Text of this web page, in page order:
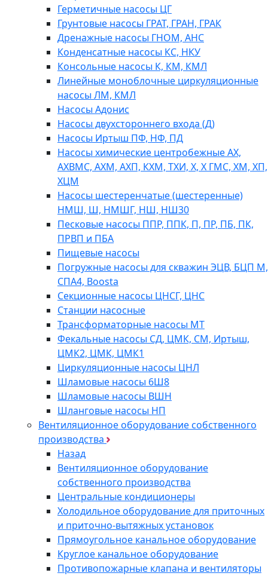
Герметичные насосы ЦГ
Грунтовые насосы ГРАТ, ГРАН, ГРАК
Дренажные насосы ГНОМ, АНС
Конденсатные насосы КС, НКУ
Консольные насосы К, КМ, КМЛ
Линейные моноблочные циркуляционные
насосы ЛМ, КМЛ
Насосы Адонис
Насосы двухстороннего входа (Д)
Насосы Иртыш ПФ, НФ, ПД
Насосы химические центробежные АХ,
АХВМС, АХМ, АХП, КХМ, ТХИ, Х, Х ГМС, ХМ, ХП,
ХЦМ
Насосы шестеренчатые (шестеренные)
НМШ, Ш, НМШГ, НШ, НШ30
Песковые насосы ППР, ППК, П, ПР, ПБ, ПК,
ПРВП и ПБА
Пищевые насосы
Погружные насосы для скважин ЭЦВ, БЦП М,
СПА4, Boosta
Секционные насосы ЦНСГ, ЦНС
Станции насосные
Трансформаторные насосы МТ
Фекальные насосы СД, ЦМК, СМ, Иртыш,
ЦМК2, ЦМК, ЦМК1
Циркуляционные насосы ЦНЛ
Шламовые насосы 6Ш8
Шламовые насосы ВШН
Шланговые насосы НП
Вентиляционное оборудование собственного
производства
Назад
Вентиляционное оборудование
собственного производства
Центральные кондиционеры
Холодильное оборудование для приточных
и приточно-вытяжных установок
Прямоугольное канальное оборудование
Круглое канальное оборудование
Противопожарные клапана и вентиляторы